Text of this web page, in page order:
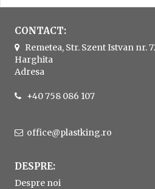
CONTACT:
Remetea, Str. Szent Istvan nr.
Harghita
Adresa
+40 758 086 107
office@plastking.ro
DESPRE:
Despre noi